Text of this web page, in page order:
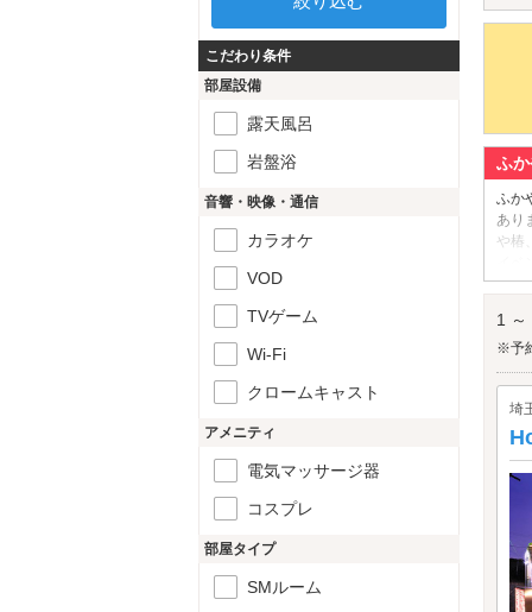
ふ
ふか
あり
や椿
策デ
1
※予
埼
こだわり条件
部屋設備
露天風呂
岩盤浴
音響・映像・通信
カラオケ
VOD
TVゲーム
Wi-Fi
クロームキャスト
アメニティ
電気マッサージ器
コスプレ
部屋タイプ
SMルーム